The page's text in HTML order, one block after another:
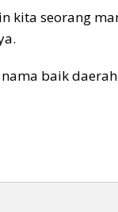
kita seorang
baik